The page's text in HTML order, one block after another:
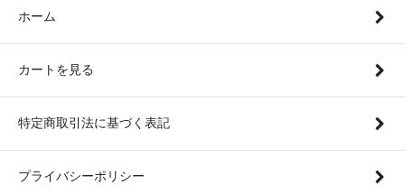
ホーム
カートを見る
特定商取引法に基づく表記
プライバシーポリシー